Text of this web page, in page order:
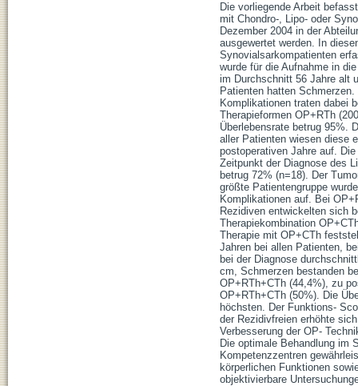
Die vorliegende Arbeit
mit Chondro-, Lipo- oder
Dezember 2004 in der
ausgewertet werden. In
Synovialsarkompatienten
wurde für die Aufnahme in
im Durchschnitt 56 Jahre alt
Patienten hatten
Komplikationen traten dabei
Therapieformen OP+RTh
Überlebensrate betrug 95%.
aller Patienten wiesen diese
postoperativen Jahre auf.
Zeitpunkt der Diagnose des
betrug 72% (n=18). Der
größte Patientengruppe
Komplikationen auf. Bei
Rezidiven entwickelten sich
Therapiekombination
Therapie mit OP+CTh
Jahren bei allen Patienten,
bei der Diagnose
cm, Schmerzen bestanden
OP+RTh+CTh (44,4%), zu
OP+RTh+CTh (50%). Die
höchsten. Der Funktions-
der Rezidivfreien erhöhte
Verbesserung der OP-
Die optimale Behandlung im
Kompetenzzentren
körperlichen Funktionen
objektivierbare